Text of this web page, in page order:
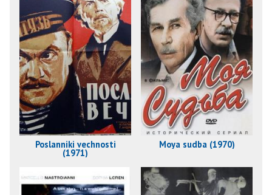
Poslanniki vechnosti
(1971)
Moya sudba (1970)